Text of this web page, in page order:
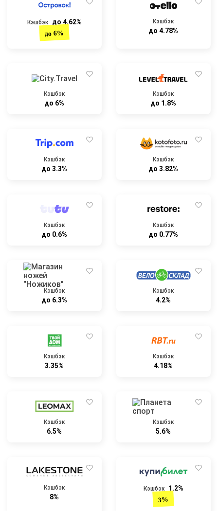
Кэшбэк до 4.62%
до 6%
Кэшбэк
до 4.78%
Кэшбэк
до 6%
Кэшбэк
до 1.8%
Кэшбэк
до 3.3%
Кэшбэк
до 3.82%
Кэшбэк
до 0.6%
Кэшбэк
до 0.77%
Кэшбэк
до 6.3%
Кэшбэк
4.2%
Кэшбэк
3.35%
Кэшбэк
4.18%
Кэшбэк
6.5%
Кэшбэк
5.6%
Кэшбэк
8%
Кэшбэк 1.2%
3%